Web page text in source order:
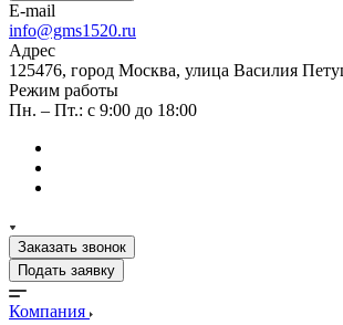
E-mail
info@gms1520.ru
Адрес
125476, город Москва, улица Василия
Режим работы
Пн. – Пт.: с 9:00 до 18:00
Заказать звонок
Подать заявку
Компания